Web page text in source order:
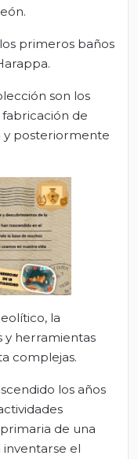
primeros baños
son los
de
y posteriormente
la
y herramientas
complejas.
los años
de una
el